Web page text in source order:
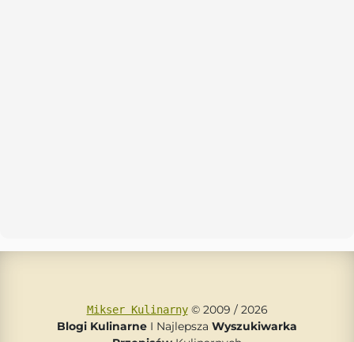
Mikser Kulinarny© 2009 / 2026
Blogi Kulinarne I Najlepsza Wyszukiwarka